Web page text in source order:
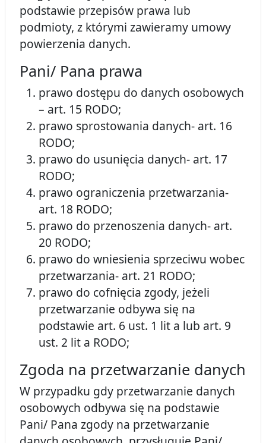
podstawie przepisów prawa lub
podmioty, z którymi zawieramy umowy
powierzenia danych.
Pani/ Pana prawa
prawo dostępu do danych osobowych
– art. 15 RODO;
prawo sprostowania danych- art. 16
RODO;
prawo do usunięcia danych- art. 17
RODO;
prawo ograniczenia przetwarzania-
art. 18 RODO;
prawo do przenoszenia danych- art.
20 RODO;
prawo do wniesienia sprzeciwu wobec
przetwarzania- art. 21 RODO;
prawo do cofnięcia zgody, jeżeli
przetwarzanie odbywa się na
podstawie art. 6 ust. 1 lit a lub art. 9
ust. 2 lit a RODO;
Zgoda na przetwarzanie danych
W przypadku gdy przetwarzanie danych
osobowych odbywa się na podstawie
Pani/ Pana zgody na przetwarzanie